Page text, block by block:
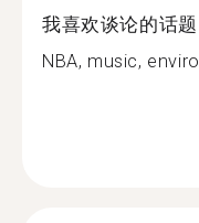
我喜欢谈论的话题
NBA, music,